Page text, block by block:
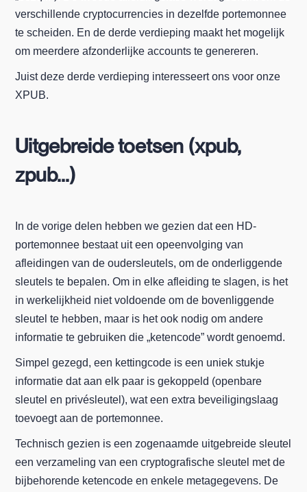
verschillende cryptocurrencies in dezelfde portemonnee
te scheiden. En de derde verdieping maakt het mogelijk
om meerdere afzonderlijke accounts te genereren.
Juist deze derde verdieping interesseert ons voor onze
XPUB.
Uitgebreide toetsen (xpub,
zpub...)
In de vorige delen hebben we gezien dat een HD-
portemonnee bestaat uit een opeenvolging van
afleidingen van de oudersleutels, om de onderliggende
sleutels te bepalen. Om in elke afleiding te slagen, is het
in werkelijkheid niet voldoende om de bovenliggende
sleutel te hebben, maar is het ook nodig om andere
informatie te gebruiken die „ketencode” wordt genoemd.
Simpel gezegd, een kettingcode is een uniek stukje
informatie dat aan elk paar is gekoppeld (openbare
sleutel en privésleutel), wat een extra beveiligingslaag
toevoegt aan de portemonnee.
Technisch gezien is een zogenaamde uitgebreide sleutel
een verzameling van een cryptografische sleutel met de
bijbehorende ketencode en enkele metagegevens. De